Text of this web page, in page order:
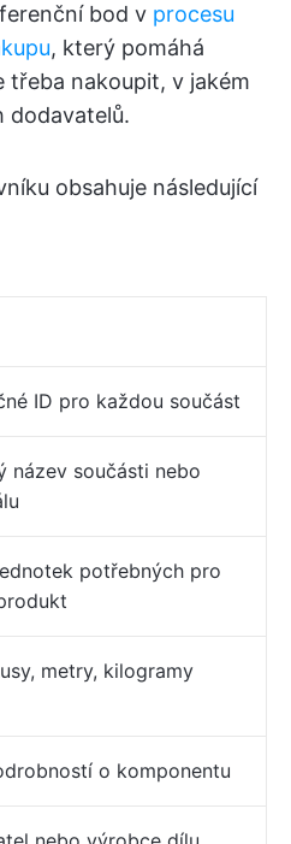
bod v procesu
, který pomáhá
nakoupit, v jakém
dodavatelů.
obsahuje následující
ID pro každou součást
název součásti nebo
potřebných pro
metry, kilogramy
o komponentu